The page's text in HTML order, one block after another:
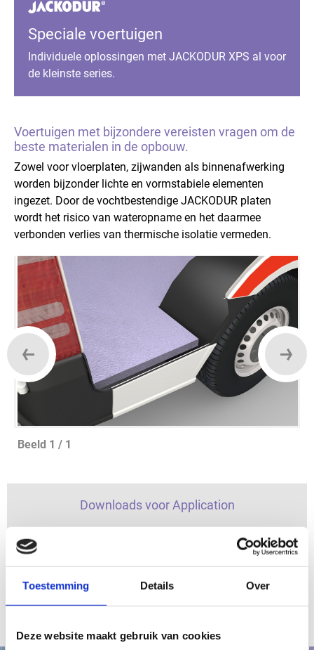
Toestemming Details Over
Deze website maakt gebruik van cookies
Speciale voertuigen
Individuele oplossingen met JACKODUR XPS al voor
de kleinste series.
Voertuigen met bijzondere vereisten vragen om de
beste materialen in de opbouw.
Zowel voor vloerplaten, zijwanden als binnenafwerking
worden bijzonder lichte en vormstabiele elementen
ingezet. Door de vochtbestendige JACKODUR platen
wordt het risico van wateropname en het daarmee
verbonden verlies van thermische isolatie vermeden.
Beeld 1 / 1
Downloads voor Application